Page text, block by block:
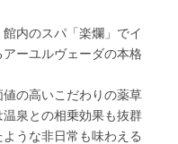
内のスパ「楽爛」でイ
ーユルヴェーダの本格
の高いこだわりの薬草
泉との相乗効果も抜群
うな非日常も味わえる